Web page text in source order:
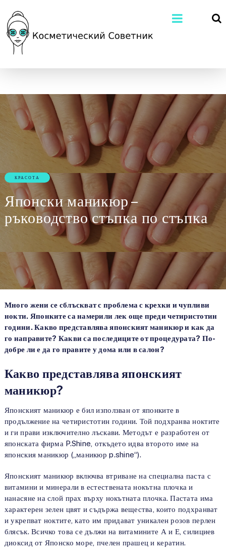
КРАСОТА
Японски маникюр –
ръководство стъпка по стъпка
Много жени се сблъскват с проблема с крехки и чупливи
нокти. Японките са намерили лек още преди четиристотин
години. Какво представлява японският маникюр и как да
го направите? Какви са последиците от процедурата? По-
добре ли е да го правите у дома или в салон?
Какво представлява японският
маникюр?
Японският маникюр е бил използван от японките в
продължение на четиристотин години. Той подхранва ноктите
и ги прави изключително лъскави. Методът е разработен от
японската фирма P.Shine, откъдето идва второто име на
японския маникюр („маникюр p.shine“).
Японският маникюр включва втриване на специална паста с
витамини и минерали в естествената нокътна плочка и
нанасяне на слой прах върху нокътната плочка. Пастата има
характерен зелен цвят и съдържа вещества, които подхранват
и укрепват ноктите, като им придават уникален розов перлен
блясък. Всичко това се дължи на витамините А и Е, силициев
диоксид от Японско море, пчелен прашец и кератин.